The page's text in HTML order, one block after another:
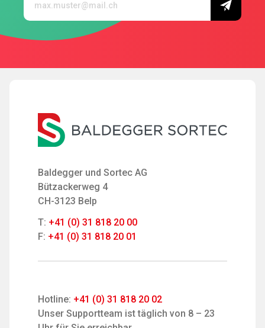
Baldegger und Sortec AG
Bützackerweg 4
CH-3123 Belp
T: +41 (0) 31 818 20 00
F: +41 (0) 31 818 20 01
Hotline: +41 (0) 31 818 20 02
Unser Supportteam ist täglich von 8 – 23